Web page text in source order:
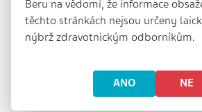
Beru na vědomí, že informace
těchto stránkách nejsou určeny
nýbrž zdravotnickým odborníkům.
ANO NE